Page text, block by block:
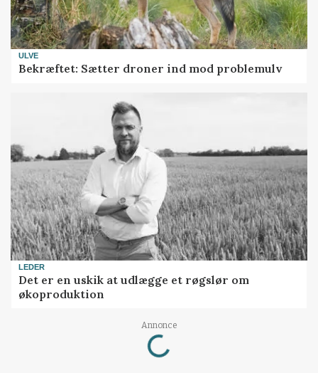
ULVE
Bekræftet: Sætter droner ind mod problemulv
LEDER
Det er en uskik at udlægge et røgslør om
økoproduktion
Annonce
Loading...